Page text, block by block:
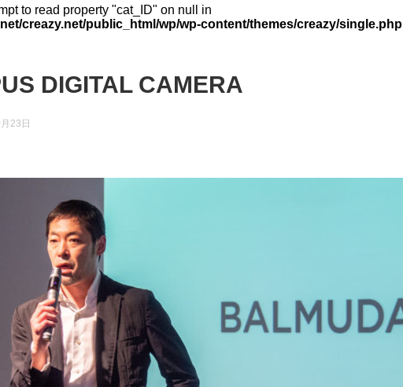
to read property "cat_ID" on null in
creazy.net/public_html/wp/wp-content/themes/creazy/single.php
DIGITAL CAMERA
23日